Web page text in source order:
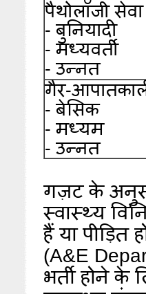
पैथोलॉजी
- बुनियादी
- मध्यवर्ती
- उन्नत
गैर-
- बेसिक
- मध्यम
- उन्नत
गज़ट के
स्वास्थ्य
हैं या पीड़ित
(A&E
भर्ती होने के